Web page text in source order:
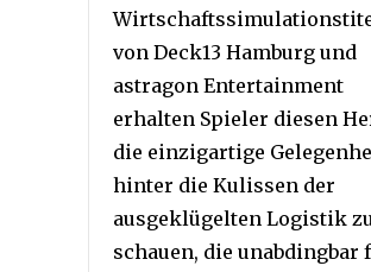
von Deck13 Hamburg und
astragon Entertainment
erhalten Spieler diesen
die einzigartige
hinter die Kulissen der
ausgeklügelten Logistik
schauen, die unabdingbar